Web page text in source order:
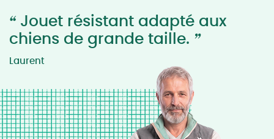
“ Jouet résistant adapté aux
chiens de grande taille. ”
Laurent